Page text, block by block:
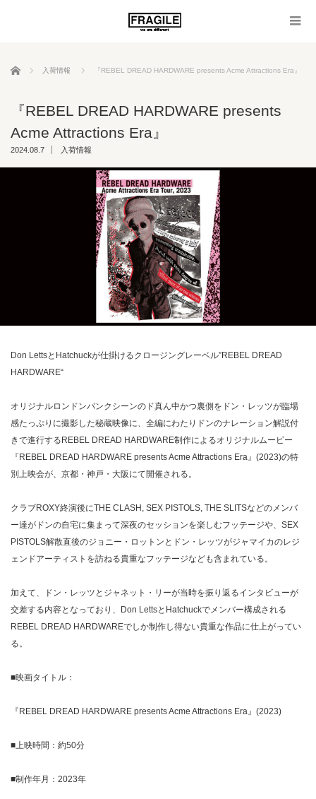
ホーム 入荷情報 『REBEL DREAD HARDWARE presents Acme Attractions Era』
『REBEL DREAD HARDWARE presents
Acme Attractions Era』
2024.08.7 入荷情報
Don LettsとHatchuckが仕掛けるクロージングレーベル”REBEL DREAD
HARDWARE“
オリジナルロンドンパンクシーンのド真ん中かつ裏側をドン・レッツが臨場
感たっぷりに撮影した秘蔵映像に、全編にわたりドンのナレーション解説付
きで進行するREBEL DREAD HARDWARE制作によるオリジナルムービー
『REBEL DREAD HARDWARE presents Acme Attractions Era』(2023)の特
別上映会が、京都・神戸・大阪にて開催される。
クラブROXY終演後にTHE CLASH, SEX PISTOLS, THE SLITSなどのメンバ
ー達がドンの自宅に集まって深夜のセッションを楽しむフッテージや、SEX
PISTOLS解散直後のジョニー・ロットンとドン・レッツがジャマイカのレジ
ェンドアーティストを訪ねる貴重なフッテージなども含まれている。
加えて、ドン・レッツとジャネット・リーが当時を振り返るインタビューが
交差する内容となっており、Don LettsとHatchuckでメンバー構成される
REBEL DREAD HARDWAREでしか制作し得ない貴重な作品に仕上がってい
る。
■映画タイトル：
『REBEL DREAD HARDWARE presents Acme Attractions Era』(2023)
■上映時間：約50分
■制作年月：2023年